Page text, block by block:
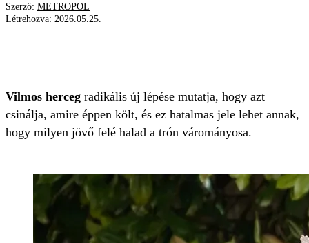
Szerző: METROPOL
Létrehozva: 2026.05.25.
Vilmos herceg radikális új lépése mutatja, hogy azt
csinálja, amire éppen költ, és ez hatalmas jele lehet annak,
hogy milyen jövő felé halad a trón várományosa.